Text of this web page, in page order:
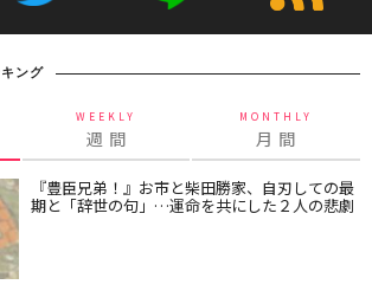
ング
WEEKLY
週 間
MONTHLY
月 間
『豊臣兄弟！』お市と柴田勝家、自刃しての最
期と「辞世の句」…運命を共にした２人の悲劇